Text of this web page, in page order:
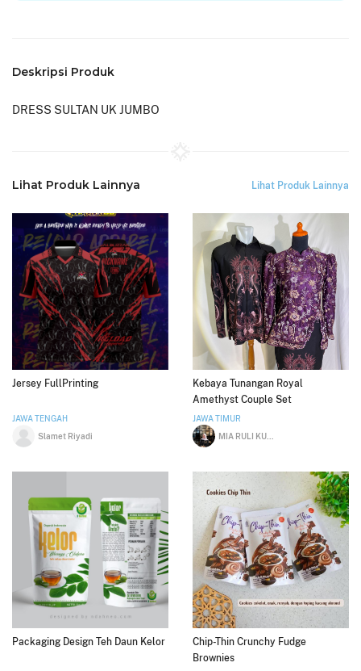
Deskripsi Produk
DRESS SULTAN UK JUMBO
Lihat Produk Lainnya Lihat Produk Lainnya
Jersey FullPrinting
JAWA TENGAH
Slamet Riyadi
Kebaya Tunangan Royal
Amethyst Couple Set
JAWA TIMUR
Packaging Design Teh Daun Kelor
Chip-Thin Crunchy Fudge
Brownies